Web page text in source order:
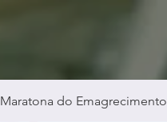
Maratona do Emagrecimento